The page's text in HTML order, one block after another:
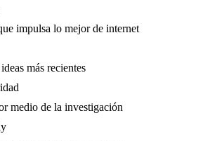
impulsa lo mejor de internet
más recientes
medio de la investigación